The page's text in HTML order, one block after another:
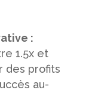
:
1.5x et
des profits
au-